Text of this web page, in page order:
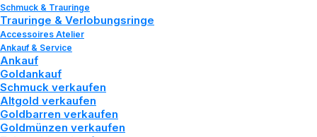
Schmuck & Trauringe
Trauringe & Verlobungsringe
Accessoires Atelier
Ankauf & Service
Ankauf
Goldankauf
Schmuck verkaufen
Altgold verkaufen
Goldbarren verkaufen
Goldmünzen verkaufen
Verantwortung